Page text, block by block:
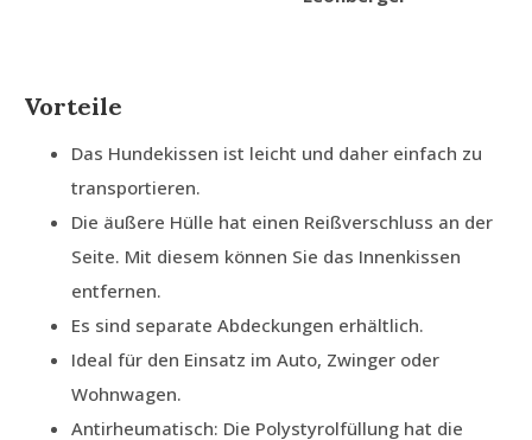
Vorteile
Das Hundekissen ist leicht und daher einfach zu
transportieren.
Die äußere Hülle hat einen Reißverschluss an der
Seite. Mit diesem können Sie das Innenkissen
entfernen.
Es sind separate Abdeckungen erhältlich.
Ideal für den Einsatz im Auto, Zwinger oder
Wohnwagen.
Antirheumatisch: Die Polystyrolfüllung hat die